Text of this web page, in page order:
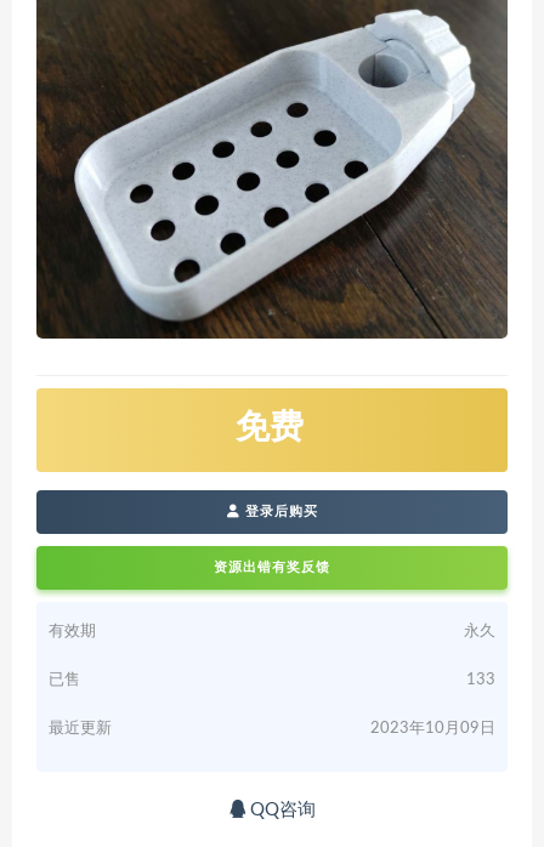
免费
登录后购买
资源出错有奖反馈
有效期 永久
已售 133
最近更新 2023年10月09日
QQ咨询